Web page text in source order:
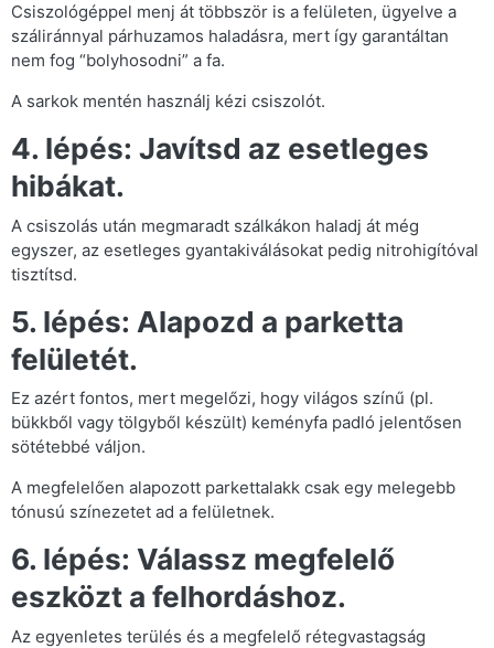
Csiszológéppel menj át többször is a felületen, ügyelve a
száliránnyal párhuzamos haladásra, mert így garantáltan
nem fog “bolyhosodni” a fa.
A sarkok mentén használj kézi csiszolót.
4. lépés: Javítsd az esetleges
hibákat.
A csiszolás után megmaradt szálkákon haladj át még
egyszer, az esetleges gyantakiválásokat pedig nitrohigítóval
tisztítsd.
5. lépés: Alapozd a parketta
felületét.
Ez azért fontos, mert megelőzi, hogy világos színű (pl.
bükkből vagy tölgyből készült) keményfa padló jelentősen
sötétebbé váljon.
A megfelelően alapozott parkettalakk csak egy melegebb
tónusú színezetet ad a felületnek.
6. lépés: Válassz megfelelő
eszközt a felhordáshoz.
Az egyenletes terülés és a megfelelő rétegvastagság